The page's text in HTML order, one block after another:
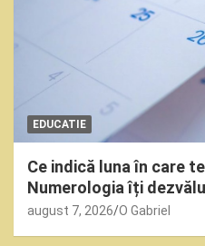
EDUCATIE
Ce indică luna în care
Numerologia îți
august 7, 2026 O Gabriel